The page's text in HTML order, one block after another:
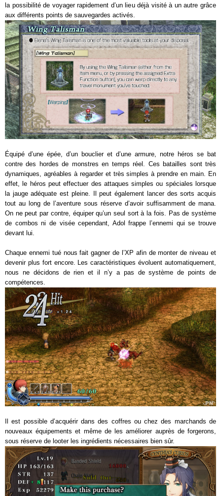
la possibilité de voyager rapidement d’un lieu déjà visité à un autre grâce
aux différents points de sauvegardes activés.
Équipé d’une épée, d’un bouclier et d’une armure, notre héros se bat
contre des hordes de monstres en temps réel. Ces batailles sont très
dynamiques, agréables à regarder et très simples à prendre en main. En
effet, le héros peut effectuer des attaques simples ou spéciales lorsque
la jauge adéquate est pleine. Il peut également lancer des sorts acquis
tout au long de l’aventure sous réserve d’avoir suffisamment de mana.
On ne peut par contre, équiper qu’un seul sort à la fois. Pas de système
de combos ni de visée cependant, Adol frappe l’ennemi qui se trouve
devant lui.
Chaque ennemi tué nous fait gagner de l’XP afin de monter de niveau et
devenir plus fort encore. Les caractéristiques évoluent automatiquement,
nous ne décidons de rien et il n’y a pas de système de points de
compétences.
Il est possible d’acquérir dans des coffres ou chez des marchands de
nouveaux équipements et même de les améliorer auprès de forgerons,
sous réserve de looter les ingrédients nécessaires bien sûr.